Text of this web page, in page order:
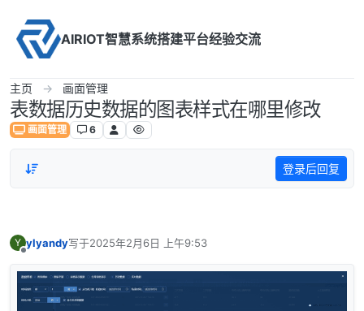
AIRIOT智慧系统搭建平台经验交流
主页 画面管理
表数据历史数据的图表样式在哪里修改
画面管理 6
登录后回复
Y ylyandy写于2025年2月6日 上午9:53
最后由 编辑